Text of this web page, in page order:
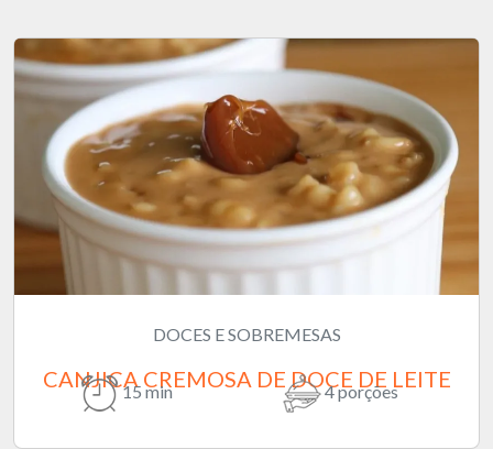
DOCES E SOBREMESAS
CANJICA CREMOSA DE DOCE DE LEITE
15 min 4 porções